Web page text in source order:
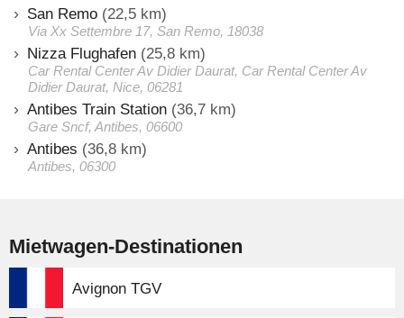
San Remo (22,5 km)
Via Xx Settembre 17, San Remo, 18038
Nizza Flughafen (25,8 km)
Car Rental Center Av Didier Daurat, Car Rental Center Av
Didier Daurat, Nice, 06281
Antibes Train Station (36,7 km)
Gare Sncf, Antibes, 06600
Antibes (36,8 km)
Antibes, 06300
Mietwagen-Destinationen
Avignon TGV